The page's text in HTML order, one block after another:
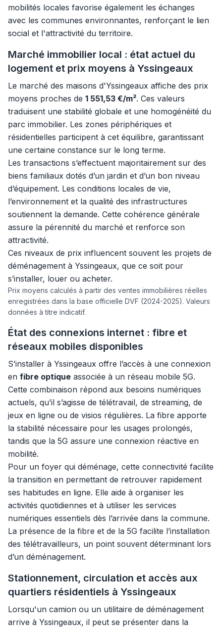
mobilités locales favorise également les échanges
avec les communes environnantes, renforçant le lien
social et l'attractivité du territoire.
Marché immobilier local : état actuel du
logement et prix moyens à Yssingeaux
Le marché des maisons d'Yssingeaux affiche des prix
moyens proches de 1 551,53 €/m². Ces valeurs
traduisent une stabilité globale et une homogénéité du
parc immobilier. Les zones périphériques et
résidentielles participent à cet équilibre, garantissant
une certaine constance sur le long terme.
Les transactions s’effectuent majoritairement sur des
biens familiaux dotés d’un jardin et d’un bon niveau
d’équipement. Les conditions locales de vie,
l’environnement et la qualité des infrastructures
soutiennent la demande. Cette cohérence générale
assure la pérennité du marché et renforce son
attractivité.
Ces niveaux de prix influencent souvent les projets de
déménagement à Yssingeaux, que ce soit pour
s’installer, louer ou acheter.
Prix moyens calculés à partir des ventes immobilières réelles
enregistrées dans la base officielle DVF (2024-2025). Valeurs
données à titre indicatif.
État des connexions internet : fibre et
réseaux mobiles disponibles
S’installer à Yssingeaux offre l’accès à une connexion
en fibre optique associée à un réseau mobile 5G.
Cette combinaison répond aux besoins numériques
actuels, qu’il s’agisse de télétravail, de streaming, de
jeux en ligne ou de visios régulières. La fibre apporte
la stabilité nécessaire pour les usages prolongés,
tandis que la 5G assure une connexion réactive en
mobilité.
Pour un foyer qui déménage, cette connectivité facilite
la transition en permettant de retrouver rapidement
ses habitudes en ligne. Elle aide à organiser les
activités quotidiennes et à utiliser les services
numériques essentiels dès l’arrivée dans la commune.
La présence de la fibre et de la 5G facilite l’installation
des télétravailleurs, un point souvent déterminant lors
d’un déménagement.
Stationnement, circulation et accès aux
quartiers résidentiels à Yssingeaux
Lorsqu'un camion ou un utilitaire de déménagement
arrive à Yssingeaux, il peut se présenter dans la